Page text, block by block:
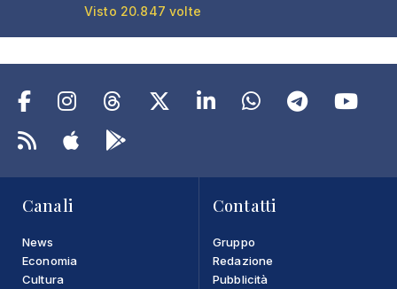
Visto 20.847 volte
Canali
News
Economia
Cultura
Contatti
Gruppo
Redazione
Pubblicità